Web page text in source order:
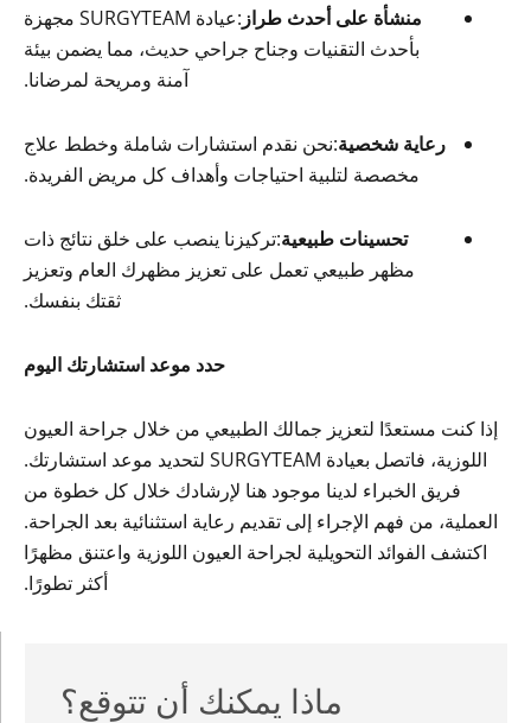
منشأة على أحدث طراز
:عيادة SURGYTEAM مجهزة
بأحدث التقنيات وجناح جراحي حديث، مما يضمن بيئة
آمنة ومريحة لمرضانا.
رعاية شخصية:نحن نقدم استشارات شاملة وخطط علاج
مخصصة لتلبية احتياجات وأهداف كل مريض الفريدة.
تحسينات طبيعية:تركيزنا ينصب على خلق نتائج ذات
مظهر طبيعي تعمل على تعزيز مظهرك العام وتعزيز
ثقتك بنفسك.
حدد موعد استشارتك اليوم
إذا كنت مستعدًا لتعزيز جمالك الطبيعي من خلال جراحة العيون
اللوزية، فاتصل بعيادة SURGYTEAM لتحديد موعد استشارتك.
فريق الخبراء لدينا موجود هنا لإرشادك خلال كل خطوة من
العملية، من فهم الإجراء إلى تقديم رعاية استثنائية بعد الجراحة.
اكتشف الفوائد التحويلية لجراحة العيون اللوزية واعتنق مظهرًا
أكثر تطورًا.
ماذا يمكنك أن تتوقع؟